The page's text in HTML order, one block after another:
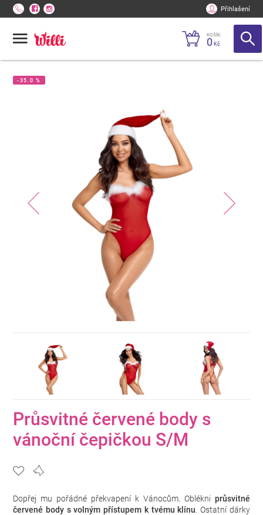
Přihlašení
KOŠÍK:
0 Kč
-35.0 %
Průsvitné červené body s
vánoční čepičkou S/M
Dopřej mu pořádné překvapení k Vánocům. Oblékni průsvitné
červené body s volným přístupem k tvému klínu . Ostatní dárky